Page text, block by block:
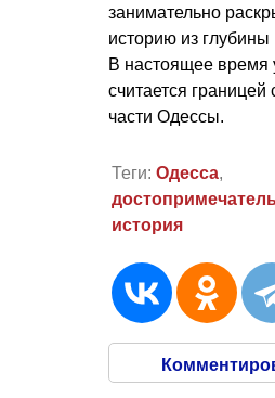
занимательно
историю из
В настоящее время
считается границей
части Одессы.
Теги: Одесса,
история